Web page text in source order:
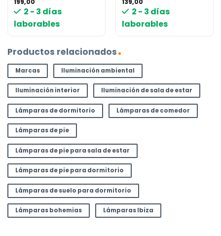
2 - 3 días
laborables
2 - 3 días
laborables
Productos relacionados
Marcas Iluminación ambiental
Iluminación interior Iluminación de sala de estar
Lámparas de dormitorio Lámparas de comedor
Lámparas de pie
Lámparas de pie para sala de estar
Lámparas de pie para dormitorio
Lámparas de suelo para dormitorio
Lámparas bohemias Lámparas Ibiza